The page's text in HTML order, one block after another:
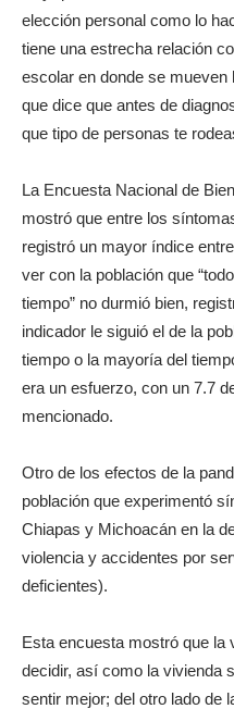
elección personal como lo
tiene una estrecha relación
escolar en donde se
que dice que antes de
que tipo de personas te
La Encuesta Nacional de
mostró que entre los
registró un mayor índice
ver con la población que
tiempo” no durmió bien,
indicador le siguió el de la
tiempo o la mayoría del
era un esfuerzo, con un 7.7
mencionado.
Otro de los efectos de la
población que experimentó
Chiapas y Michoacán en la
violencia y accidentes por
deficientes).
Esta encuesta mostró que la
decidir, así como la vivienda
sentir mejor; del otro lado de